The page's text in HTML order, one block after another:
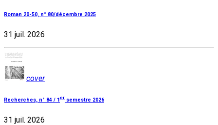
Roman 20-50, n° 80/décembre 2025
31 juil. 2026
cover
Recherches, n° 84 / 1er semestre 2026
31 juil. 2026